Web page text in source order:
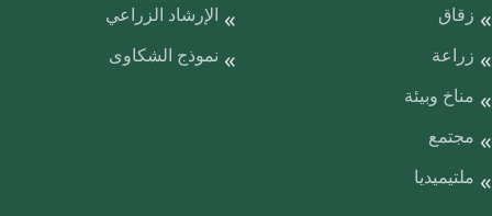
زقاق
زراعة
مناخ وبيئة
مجتمع
ملتيميديا
الإرشاد الزراعي
نموذج الشكاوى